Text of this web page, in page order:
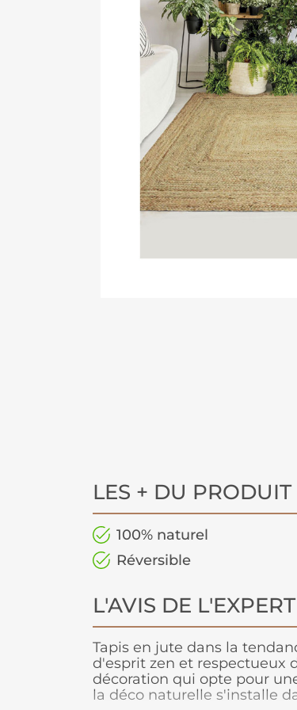
LES + DU PRODUIT
100% naturel
Réversible
L'AVIS DE L'EXPERT
Tapis en jute dans la
d'esprit zen et respectueux
décoration qui opte pour
la déco naturelle s'installe